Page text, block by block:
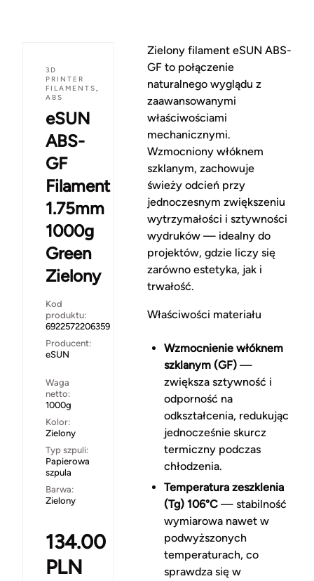
3D
PRINTER
FILAMENTS,
ABS
eSUN
ABS-
GF
Filament
1.75mm
1000g
Green
Zielony
Kod
produktu:
6922572206359
Producent:
eSUN
Waga
netto:
1000g
Kolor:
Zielony
Typ szpuli:
Papierowa
szpula
Barwa:
Zielony
134.00
PLN
Zielony filament eSUN ABS-
GF to połączenie
naturalnego wyglądu z
zaawansowanymi
właściwościami
mechanicznymi.
Wzmocniony włóknem
szklanym, zachowuje
świeży odcień przy
jednoczesnym zwiększeniu
wytrzymałości i sztywności
wydruków — idealny do
projektów, gdzie liczy się
zarówno estetyka, jak i
trwałość.
Właściwości materiału
Wzmocnienie włóknem
szklanym (GF)—
zwiększa sztywność i
odporność na
odkształcenia, redukując
jednocześnie skurcz
termiczny podczas
chłodzenia.
Temperatura zeszklenia
(Tg) 106°C— stabilność
wymiarowa nawet w
podwyższonych
temperaturach, co
sprawdza się w